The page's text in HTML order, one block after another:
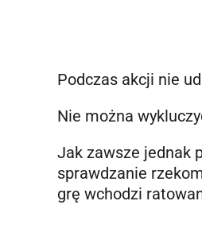
Podczas akcji nie
Nie można
Jak zawsze jednak
sprawdzanie
grę wchodzi